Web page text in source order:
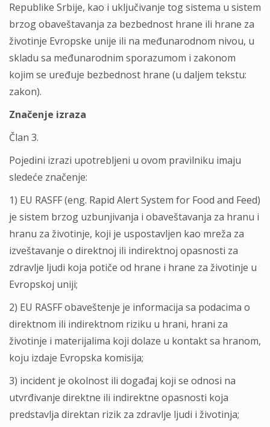
Republike Srbije, kao i uključivanje tog sistema u sistem
brzog obaveštavanja za bezbednost hrane ili hrane za
životinje Evropske unije ili na međunarodnom nivou, u
skladu sa međunarodnim sporazumom i zakonom
kojim se uređuje bezbednost hrane (u daljem tekstu:
zakon).
Značenje izraza
Član 3.
Pojedini izrazi upotrebljeni u ovom pravilniku imaju
sledeće značenje:
1) EU RASFF (eng. Rapid Alert System for Food and Feed)
je sistem brzog uzbunjivanja i obaveštavanja za hranu i
hranu za životinje, koji je uspostavljen kao mreža za
izveštavanje o direktnoj ili indirektnoj opasnosti za
zdravlje ljudi koja potiče od hrane i hrane za životinje u
Evropskoj uniji;
2) EU RASFF obaveštenje je informacija sa podacima o
direktnom ili indirektnom riziku u hrani, hrani za
životinje i materijalima koji dolaze u kontakt sa hranom,
koju izdaje Evropska komisija;
3) incident je okolnost ili događaj koji se odnosi na
utvrđivanje direktne ili indirektne opasnosti koja
predstavlja direktan rizik za zdravlje ljudi i životinja;